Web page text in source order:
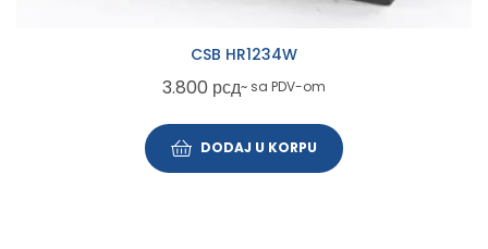
CSB HR1234W
3.800 рсд~ sa PDV-om
DODAJ U KORPU